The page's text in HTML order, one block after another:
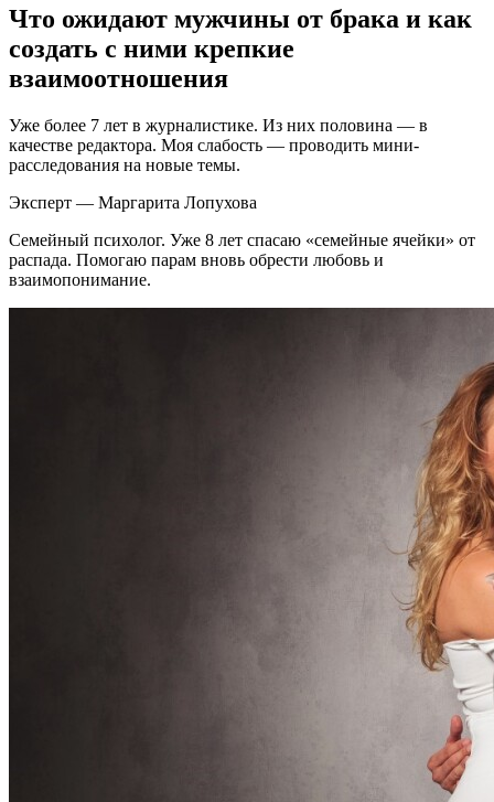
Что ожидают мужчины от брака и как
создать с ними крепкие
взаимоотношения
Уже более 7 лет в журналистике. Из них половина — в
качестве редактора. Моя слабость — проводить мини-
расследования на новые темы.
Эксперт — Маргарита Лопухова
Семейный психолог. Уже 8 лет спасаю «семейные ячейки» от
распада. Помогаю парам вновь обрести любовь и
взаимопонимание.